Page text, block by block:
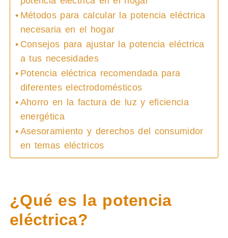
Métodos para calcular la potencia eléctrica
necesaria en el hogar
Consejos para ajustar la potencia eléctrica
a tus necesidades
Potencia eléctrica recomendada para
diferentes electrodomésticos
Ahorro en la factura de luz y eficiencia
energética
Asesoramiento y derechos del consumidor
en temas eléctricos
¿Qué es la potencia
eléctrica?